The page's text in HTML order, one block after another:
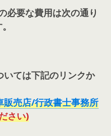
必要な費用は次の通り
ては下記のリンクか
販売店/行政書士事務所
さい)